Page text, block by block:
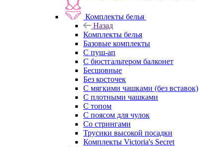
Комплекты белья
Назад
Комплекты белья
Базовые комплекты
С пуш-ап
С бюстгальтером балконет
Бесшовные
Без косточек
С мягкими чашками (без вставок)
С плотными чашками
С топом
С поясом для чулок
Со стрингами
Трусики высокой посадки
Комплекты Victoria's Secret